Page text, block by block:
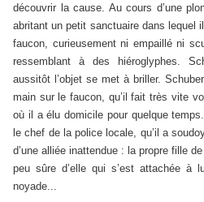
découvrir la cause. Au cours d’une
abritant un petit sanctuaire dans lequel
faucon, curieusement ni empaillé ni
ressemblant à des hiéroglyphes.
aussitôt l’objet se met à briller.
main sur le faucon, qu’il fait très vite
où il a élu domicile pour quelque
le chef de la police locale, qu’il a
d’une alliée inattendue : la propre fille
peu sûre d’elle qui s’est attachée à
noyade...